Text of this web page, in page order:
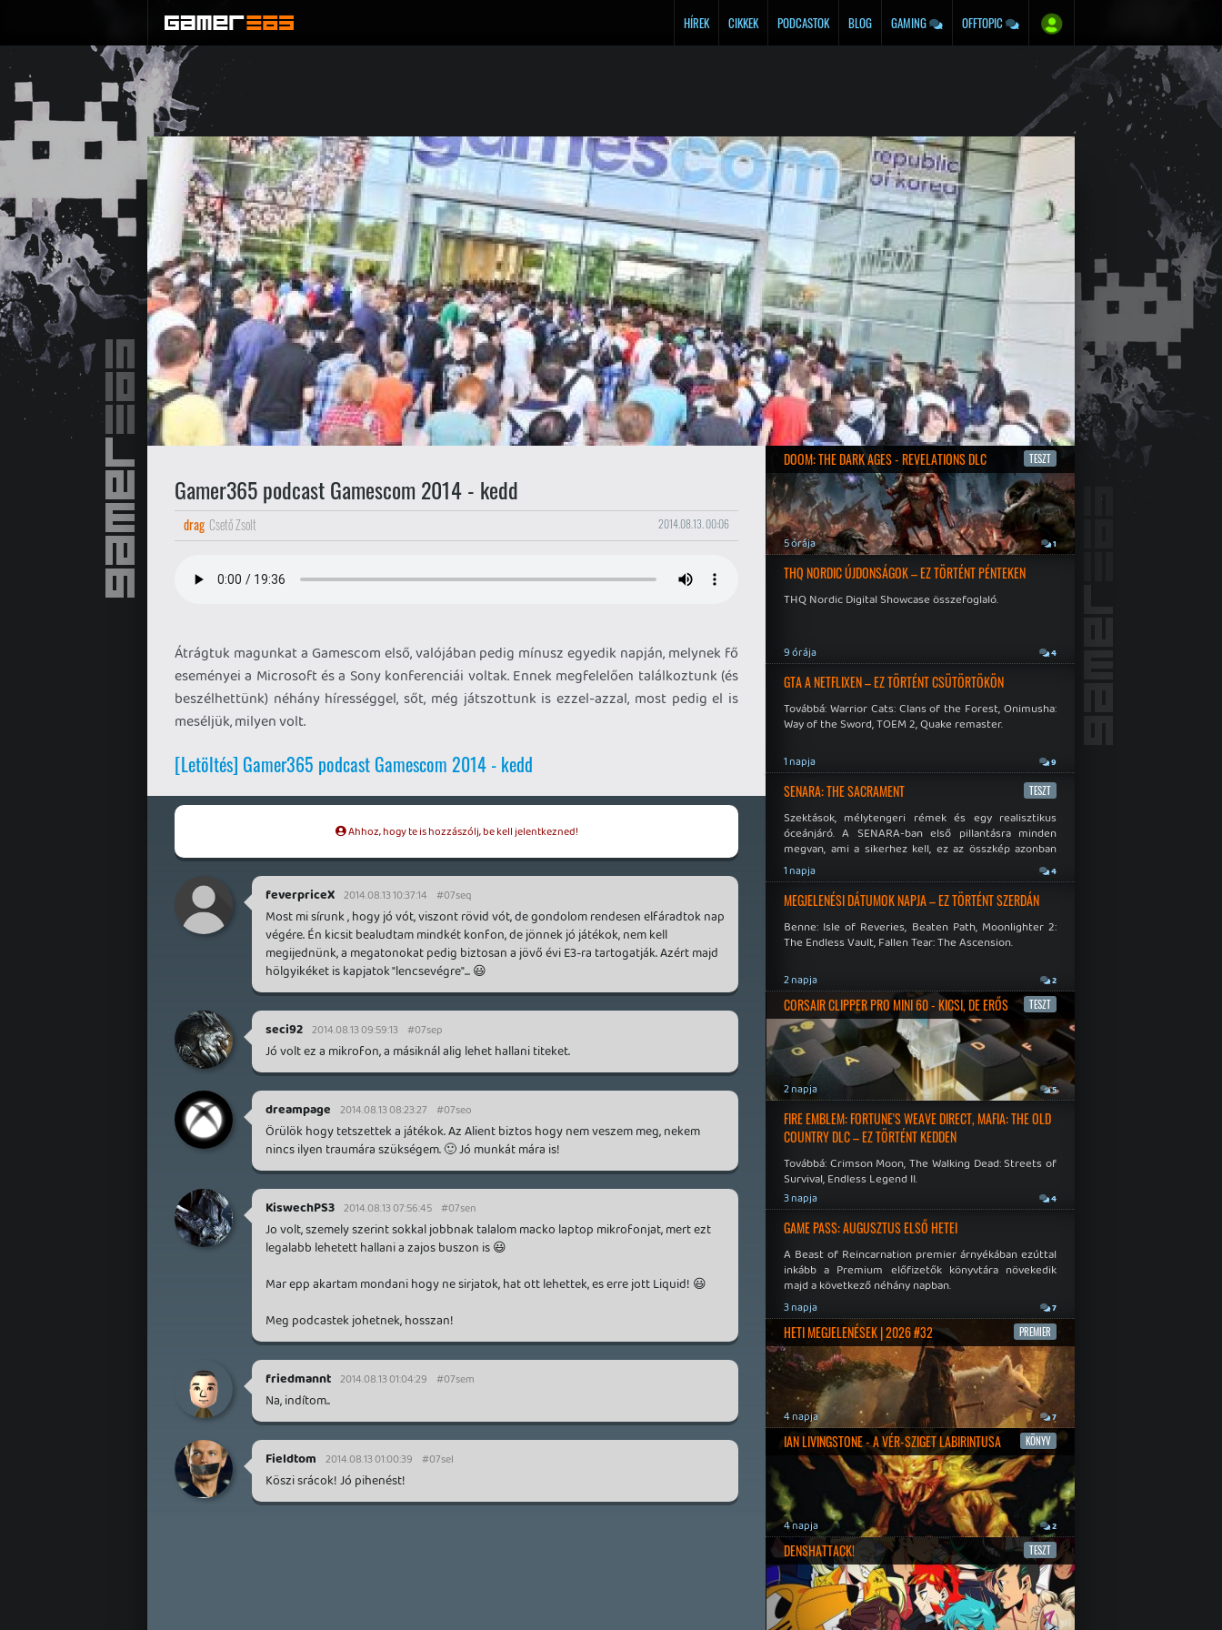
HÍREK CIKKEK PODCASTOK BLOG GAMING OFFTOPIC
Gamer365 podcast Gamescom 2014 - kedd
drag Csető Zsolt 2014.08.13. 00:06
Átrágtuk magunkat a Gamescom első, valójában pedig mínusz egyedik napján, melynek fő
eseményei a Microsoft és a Sony konferenciái voltak. Ennek megfelelően találkoztunk (és
beszélhettünk) néhány hírességgel, sőt, még játszottunk is ezzel-azzal, most pedig el is
meséljük, milyen volt.
[Letöltés] Gamer365 podcast Gamescom 2014 - kedd
Ahhoz, hogy te is hozzászólj, be kell jelentkezned!
feverpriceX 2014.08.13 10:37:14 #07seq
Most mi sírunk , hogy jó vót, viszont rövid vót, de gondolom rendesen elfáradtok nap
végére. Én kicsit bealudtam mindkét konfon, de jönnek jó játékok, nem kell
megijednünk, a megatonokat pedig biztosan a jövő évi E3-ra tartogatják. Azért majd
hölgyikéket is kapjatok "lencsevégre"... 😃
seci92 2014.08.13 09:59:13 #07sep
Jó volt ez a mikrofon, a másiknál alig lehet hallani titeket.
dreampage 2014.08.13 08:23:27 #07seo
Örülök hogy tetszettek a játékok. Az Alient biztos hogy nem veszem meg, nekem
nincs ilyen traumára szükségem. 🙂 Jó munkát mára is!
KiswechPS3 2014.08.13 07:56:45 #07sen
Jo volt, szemely szerint sokkal jobbnak talalom macko laptop mikrofonjat, mert ezt
legalabb lehetett hallani a zajos buszon is 😃
Mar epp akartam mondani hogy ne sirjatok, hat ott lehettek, es erre jott Liquid! 😃
Meg podcastek johetnek, hosszan!
friedmannt 2014.08.13 01:04:29 #07sem
Na, indítom..
Fieldtom 2014.08.13 01:00:39 #07sel
Köszi srácok! Jó pihenést!
DOOM: THE DARK AGES - REVELATIONS DLC TESZT
5 órája 1
THQ NORDIC ÚJDONSÁGOK – EZ TÖRTÉNT PÉNTEKEN
THQ Nordic Digital Showcase összefoglaló.
9 órája 4
GTA A NETFLIXEN – EZ TÖRTÉNT CSÜTÖRTÖKÖN
Továbbá: Warrior Cats: Clans of the Forest, Onimusha:
Way of the Sword, TOEM 2, Quake remaster.
1 napja 9
SENARA: THE SACRAMENT TESZT
Szektások, mélytengeri rémek és egy realisztikus
óceánjáró. A SENARA-ban első pillantásra minden
megvan, ami a sikerhez kell, ez az összkép azonban
becsapós.
1 napja 4
MEGJELENÉSI DÁTUMOK NAPJA – EZ TÖRTÉNT SZERDÁN
Benne: Isle of Reveries, Beaten Path, Moonlighter 2:
The Endless Vault, Fallen Tear: The Ascension.
2 napja 2
CORSAIR CLIPPER PRO MINI 60 - KICSI, DE ERŐS TESZT
2 napja 5
FIRE EMBLEM: FORTUNE'S WEAVE DIRECT, MAFIA: THE OLD
COUNTRY DLC – EZ TÖRTÉNT KEDDEN
Továbbá: Crimson Moon, The Walking Dead: Streets of
Survival, Endless Legend II.
3 napja 4
GAME PASS: AUGUSZTUS ELSŐ HETEI
A Beast of Reincarnation premier árnyékában ezúttal
inkább a Premium előfizetők könyvtára növekedik
majd a következő néhány napban.
3 napja 7
HETI MEGJELENÉSEK | 2026 #32 PREMIER
4 napja 7
IAN LIVINGSTONE - A VÉR-SZIGET LABIRINTUSA KÖNYV
4 napja 2
DENSHATTACK! TESZT